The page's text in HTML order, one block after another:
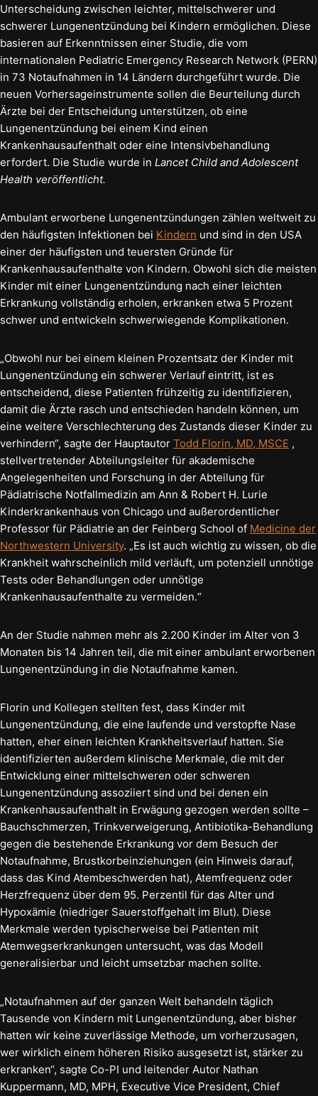
Unterscheidung zwischen leichter, mittelschwerer und
schwerer Lungenentzündung bei Kindern ermöglichen. Diese
basieren auf Erkenntnissen einer Studie, die vom
internationalen Pediatric Emergency Research Network (PERN)
in 73 Notaufnahmen in 14 Ländern durchgeführt wurde. Die
neuen Vorhersageinstrumente sollen die Beurteilung durch
Ärzte bei der Entscheidung unterstützen, ob eine
Lungenentzündung bei einem Kind einen
Krankenhausaufenthalt oder eine Intensivbehandlung
erfordert. Die Studie wurde in Lancet Child and Adolescent
Health veröffentlicht.
Ambulant erworbene Lungenentzündungen zählen weltweit zu
den häufigsten Infektionen bei Kindern und sind in den USA
einer der häufigsten und teuersten Gründe für
Krankenhausaufenthalte von Kindern. Obwohl sich die meisten
Kinder mit einer Lungenentzündung nach einer leichten
Erkrankung vollständig erholen, erkranken etwa 5 Prozent
schwer und entwickeln schwerwiegende Komplikationen.
„Obwohl nur bei einem kleinen Prozentsatz der Kinder mit
Lungenentzündung ein schwerer Verlauf eintritt, ist es
entscheidend, diese Patienten frühzeitig zu identifizieren,
damit die Ärzte rasch und entschieden handeln können, um
eine weitere Verschlechterung des Zustands dieser Kinder zu
verhindern“, sagte der Hauptautor Todd Florin, MD, MSCE ,
stellvertretender Abteilungsleiter für akademische
Angelegenheiten und Forschung in der Abteilung für
Pädiatrische Notfallmedizin am Ann & Robert H. Lurie
Kinderkrankenhaus von Chicago und außerordentlicher
Professor für Pädiatrie an der Feinberg School of Medicine der
Northwestern University. „Es ist auch wichtig zu wissen, ob die
Krankheit wahrscheinlich mild verläuft, um potenziell unnötige
Tests oder Behandlungen oder unnötige
Krankenhausaufenthalte zu vermeiden.“
An der Studie nahmen mehr als 2.200 Kinder im Alter von 3
Monaten bis 14 Jahren teil, die mit einer ambulant erworbenen
Lungenentzündung in die Notaufnahme kamen.
Florin und Kollegen stellten fest, dass Kinder mit
Lungenentzündung, die eine laufende und verstopfte Nase
hatten, eher einen leichten Krankheitsverlauf hatten. Sie
identifizierten außerdem klinische Merkmale, die mit der
Entwicklung einer mittelschweren oder schweren
Lungenentzündung assoziiert sind und bei denen ein
Krankenhausaufenthalt in Erwägung gezogen werden sollte –
Bauchschmerzen, Trinkverweigerung, Antibiotika-Behandlung
gegen die bestehende Erkrankung vor dem Besuch der
Notaufnahme, Brustkorbeinziehungen (ein Hinweis darauf,
dass das Kind Atembeschwerden hat), Atemfrequenz oder
Herzfrequenz über dem 95. Perzentil für das Alter und
Hypoxämie (niedriger Sauerstoffgehalt im Blut). Diese
Merkmale werden typischerweise bei Patienten mit
Atemwegserkrankungen untersucht, was das Modell
generalisierbar und leicht umsetzbar machen sollte.
„Notaufnahmen auf der ganzen Welt behandeln täglich
Tausende von Kindern mit Lungenentzündung, aber bisher
hatten wir keine zuverlässige Methode, um vorherzusagen,
wer wirklich einem höheren Risiko ausgesetzt ist, stärker zu
erkranken“, sagte Co-PI und leitender Autor Nathan
Kuppermann, MD, MPH, Executive Vice President, Chief